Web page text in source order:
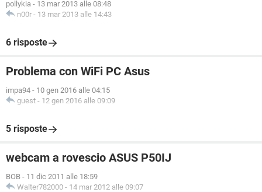
pollykia - 13 mar 2013 alle 08:48
n00r - 13 mar 2013 alle 14:43
6 risposte
Problema con WiFi PC Asus
impa94 - 10 gen 2016 alle 04:15
guest - 12 gen 2016 alle 09:09
5 risposte
webcam a rovescio ASUS P50IJ
BOB - 11 dic 2011 alle 18:59
Walter782000 - 14 mar 2012 alle 09:07